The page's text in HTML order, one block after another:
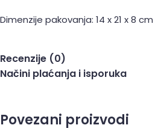
Dimenzije pakovanja: 14 x 21 x 8 cm
Recenzije (0)
Načini plaćanja i isporuka
Povezani proizvodi